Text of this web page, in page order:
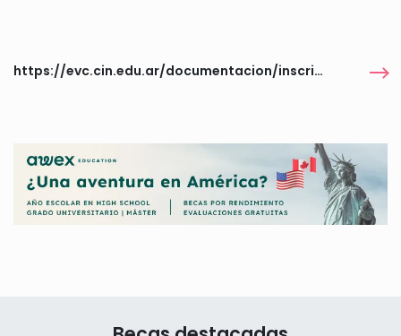
https://evc.cin.edu.ar/documentacion/inscripcion